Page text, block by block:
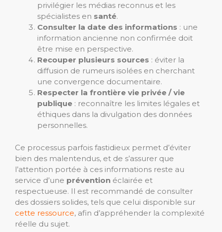
privilégier les médias reconnus et les
spécialistes en santé.
Consulter la date des informations : une
information ancienne non confirmée doit
être mise en perspective.
Recouper plusieurs sources : éviter la
diffusion de rumeurs isolées en cherchant
une convergence documentaire.
Respecter la frontière vie privée / vie
publique : reconnaître les limites légales et
éthiques dans la divulgation des données
personnelles.
Ce processus parfois fastidieux permet d’éviter
bien des malentendus, et de s’assurer que
l’attention portée à ces informations reste au
service d’une prévention éclairée et
respectueuse. Il est recommandé de consulter
des dossiers solides, tels que celui disponible sur
cette ressource, afin d’appréhender la complexité
réelle du sujet.